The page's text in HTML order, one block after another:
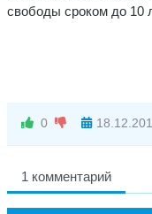
свободы сроком до 10
0
1 комментарий